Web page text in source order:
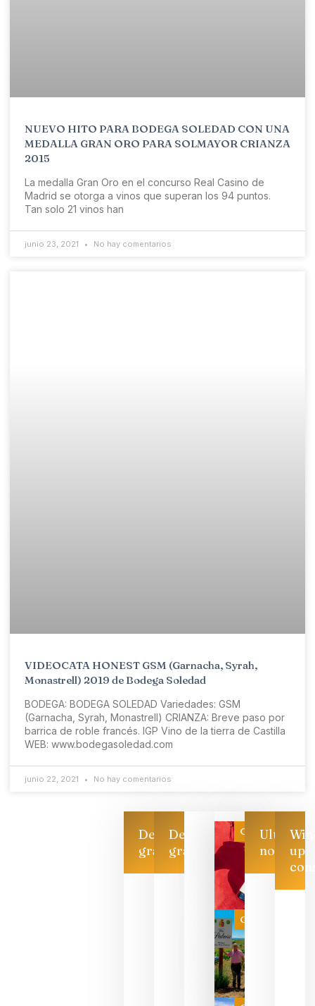
NUEVO HITO PARA BODEGA SOLEDAD CON UNA
MEDALLA GRAN ORO PARA SOLMAYOR CRIANZA
2015
La medalla Gran Oro en el concurso Real Casino de
Madrid se otorga a vinos que superan los 94 puntos.
Tan solo 21 vinos han
junio 23, 2021 No hay comentarios
VIDEOCATA HONEST GSM (Garnacha, Syrah,
Monastrell) 2019 de Bodega Soledad
BODEGA: BODEGA SOLEDAD Variedades: GSM
(Garnacha, Syrah, Monastrell) CRIANZA: Breve paso por
barrica de roble francés. IGP Vino de la tierra de Castilla
WEB: www.bodegasoledad.com
junio 22, 2021 No hay comentarios
Descarga
gratis
Descarga
gratis
Categoría
Categoría
Ultimas
noticias
Las 7
up